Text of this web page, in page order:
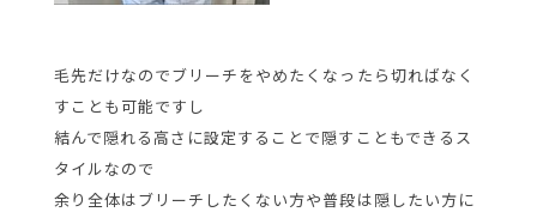
毛先だけなのでブリーチをやめたくなったら切ればなく
すことも可能ですし
結んで隠れる高さに設定することで隠すこともできるス
タイルなので
余り全体はブリーチしたくない方や普段は隠したい方に